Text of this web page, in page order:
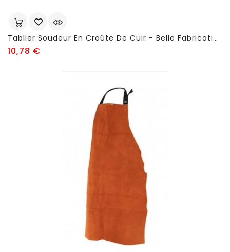
Tablier Soudeur En Croûte De Cuir - Belle Fabrication - FSC61
10,78 €